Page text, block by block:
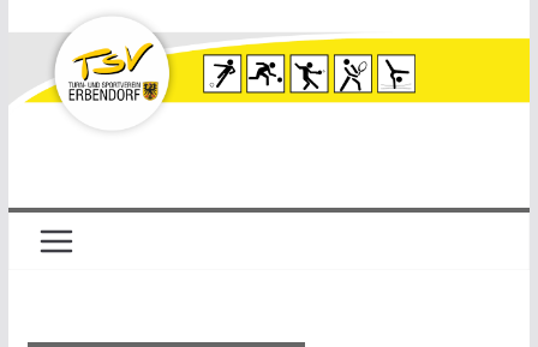
Inhalt
springen